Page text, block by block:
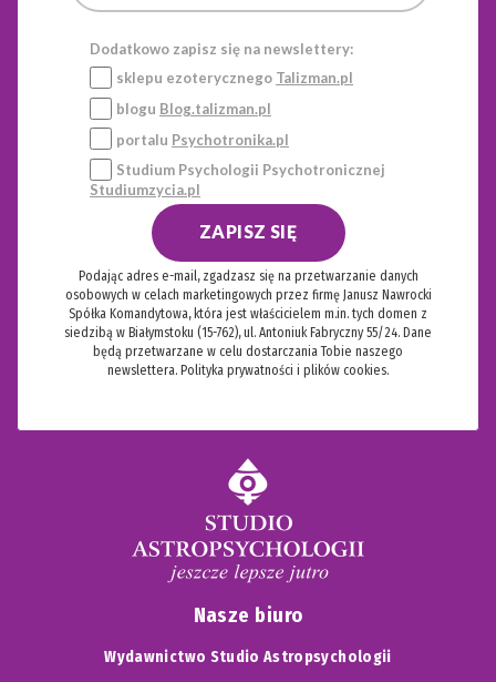
Dodatkowo zapisz się na newslettery:
sklepu ezoterycznego Talizman.pl
blogu Blog.talizman.pl
portalu Psychotronika.pl
Studium Psychologii Psychotronicznej
Studiumzycia.pl
ZAPISZ SIĘ
Podając adres e-mail, zgadzasz się na przetwarzanie danych
osobowych w celach marketingowych przez firmę Janusz Nawrocki
Spółka Komandytowa, która jest właścicielem m.in. tych domen z
siedzibą w Białymstoku (15-762), ul. Antoniuk Fabryczny 55/24. Dane
będą przetwarzane w celu dostarczania Tobie naszego
newslettera. Polityka prywatności i plików cookies.
Nasze biuro
Wydawnictwo Studio Astropsychologii